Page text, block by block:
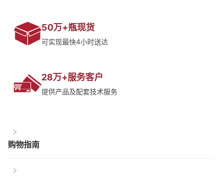
50万+瓶现货
可实现最快4小时送达
28万+服务客户
提供产品及配套技术服务
购物指南